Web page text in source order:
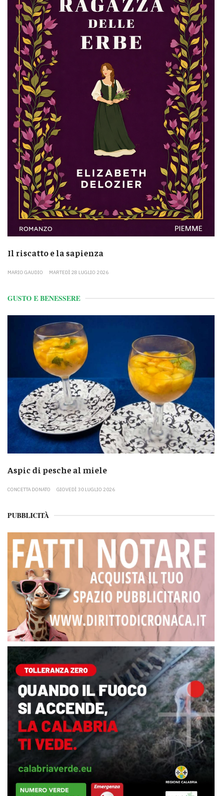
Il riscatto e la sapienza
MARIO GAUDIO MARTEDÌ 28 LUGLIO 2026
GUSTO E BENESSERE
Aspic di pesche al miele
CONCETTA DONATO GIOVEDÌ 30 LUGLIO 2026
PUBBLICITÀ